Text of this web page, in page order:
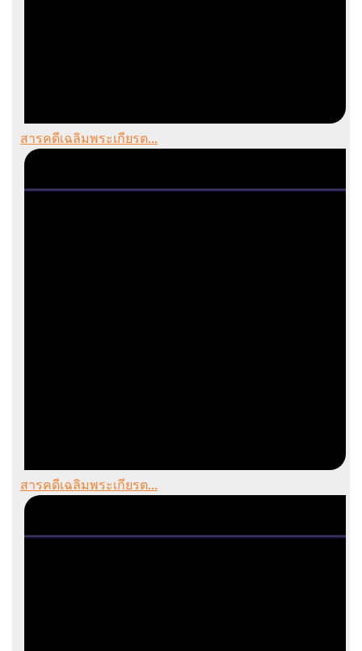
สารคดีเฉลิมพระเกียรต...
สารคดีเฉลิมพระเกียรต...